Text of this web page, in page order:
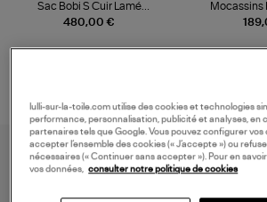
480,00 €
Sac Bobi S Cuir Lamé
Champagne
Mocassins
lulli-sur-la-toile.com utilise des cookies et technologies
performance, personnalisation, publicité et analyses, en
partenaires tels que Google. Vous pouvez configurer vos
accepter l’ensemble des cookies (« J’accepte ») ou
nécessaires (« Continuer sans accepter »). Pour en
vos données, consulter notre politique de cookies